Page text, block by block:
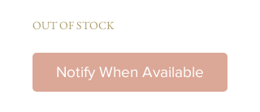
OUT OF STOCK
Notify When Available